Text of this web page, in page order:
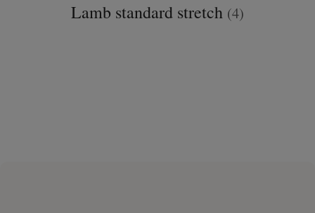
Lamb standard stretch (4)